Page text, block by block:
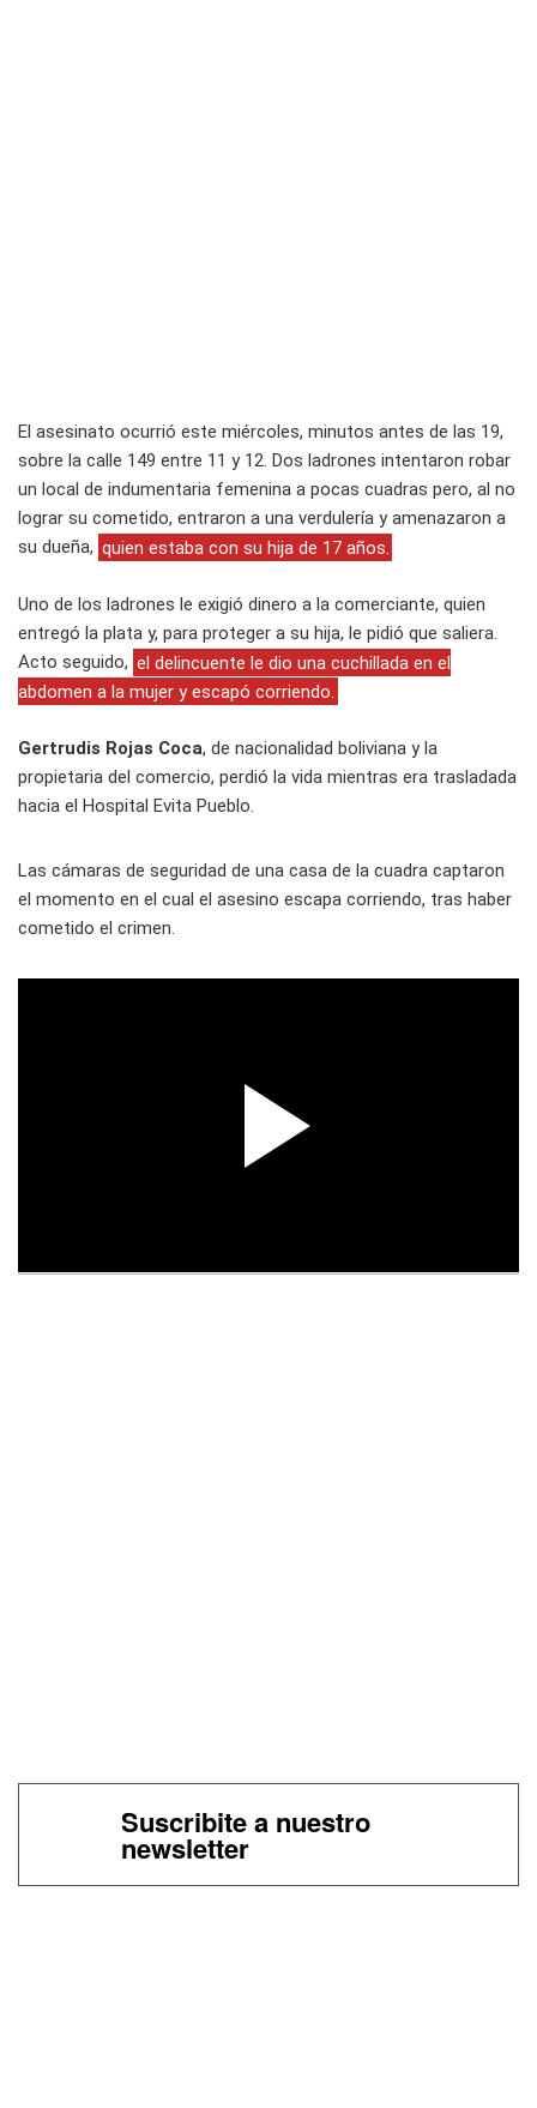
El asesinato ocurrió este miércoles, minutos antes de las 19,
sobre la calle 149 entre 11 y 12. Dos ladrones intentaron robar
un local de indumentaria femenina a pocas cuadras pero, al no
lograr su cometido, entraron a una verdulería y amenazaron a
su dueña, quien estaba con su hija de 17 años.
Uno de los ladrones le exigió dinero a la comerciante, quien
entregó la plata y, para proteger a su hija, le pidió que saliera.
Acto seguido, el delincuente le dio una cuchillada en el
abdomen a la mujer y escapó corriendo.
Gertrudis Rojas Coca, de nacionalidad boliviana y la
propietaria del comercio, perdió la vida mientras era trasladada
hacia el Hospital Evita Pueblo.
Las cámaras de seguridad de una casa de la cuadra captaron
el momento en el cual el asesino escapa corriendo, tras haber
cometido el crimen.
Suscribite a nuestro
newsletter